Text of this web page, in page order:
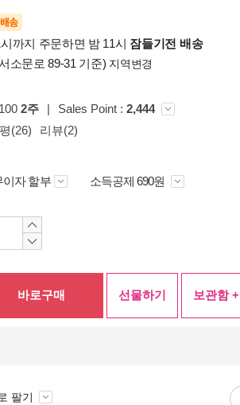
송
까지 주문하면 밤 11시 잠들기전 배송
소문로 89-31 기준) 지역변경
2주 | Sales Point : 2,444
(26) 리뷰(2)
이자 할부 소득공제 690원
바로구매 선물하기 보관함 +
팔기